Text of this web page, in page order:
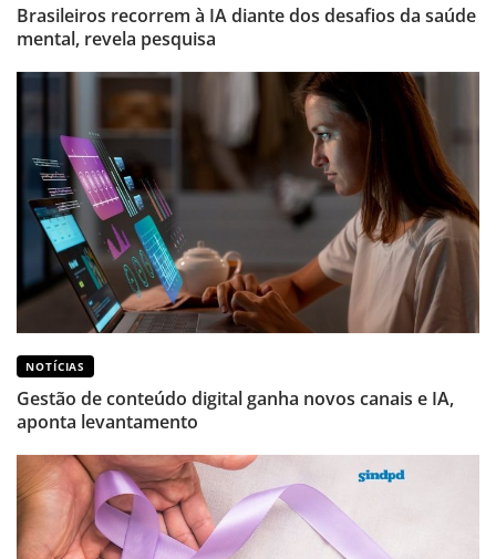
Brasileiros recorrem à IA diante dos desafios da saúde
mental, revela pesquisa
NOTÍCIAS
Gestão de conteúdo digital ganha novos canais e IA,
aponta levantamento